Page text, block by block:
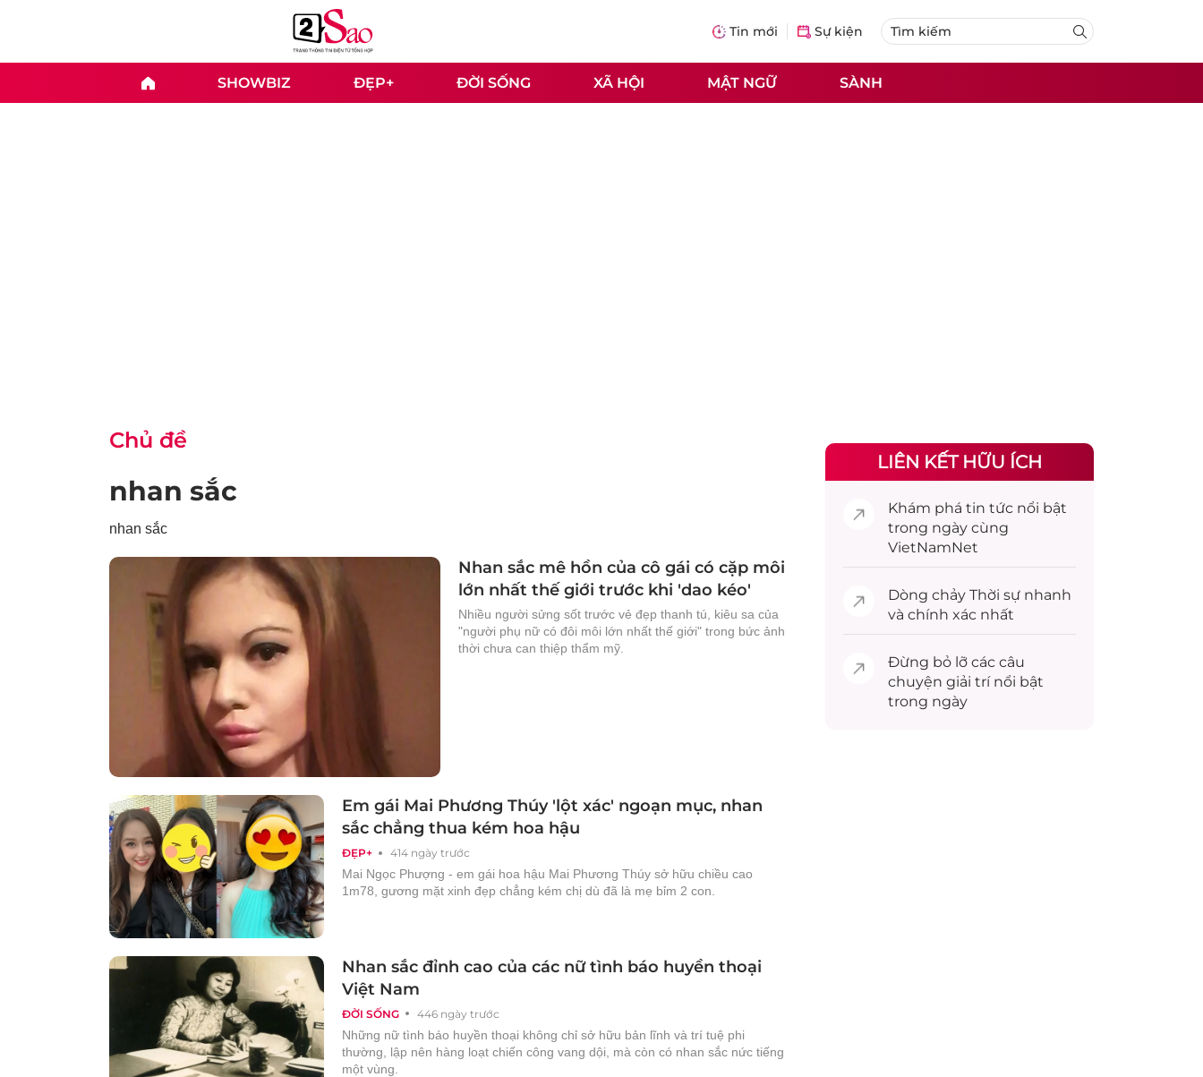
Tin mới Sự kiện
SHOWBIZ ĐẸP+ ĐỜI SỐNG XÃ HỘI MẬT NGỮ SÀNH
Chủ đề
nhan sắc
nhan sắc
Nhan sắc mê hồn của cô gái có cặp môi
lớn nhất thế giới trước khi 'dao kéo'
Nhiều người sửng sốt trước vẻ đẹp thanh tú, kiêu sa của
"người phụ nữ có đôi môi lớn nhất thế giới" trong bức ảnh
thời chưa can thiệp thẩm mỹ.
ĐẸP+ 414 ngày trước
Em gái Mai Phương Thúy 'lột xác' ngoạn mục, nhan
sắc chẳng thua kém hoa hậu
Mai Ngọc Phượng - em gái hoa hậu Mai Phương Thúy sở hữu chiều cao
1m78, gương mặt xinh đẹp chẳng kém chị dù đã là mẹ bỉm 2 con.
ĐỜI SỐNG 446 ngày trước
Nhan sắc đỉnh cao của các nữ tình báo huyền thoại
Việt Nam
Những nữ tình báo huyền thoại không chỉ sở hữu bản lĩnh và trí tuệ phi
thường, lập nên hàng loạt chiến công vang dội, mà còn có nhan sắc nức tiếng
một vùng.
LIÊN KẾT HỮU ÍCH
Khám phá tin tức nổi bật
trong ngày cùng
VietNamNet
Dòng chảy Thời sự nhanh
và chính xác nhất
Đừng bỏ lỡ các câu
chuyện giải trínổi bật
trong ngày